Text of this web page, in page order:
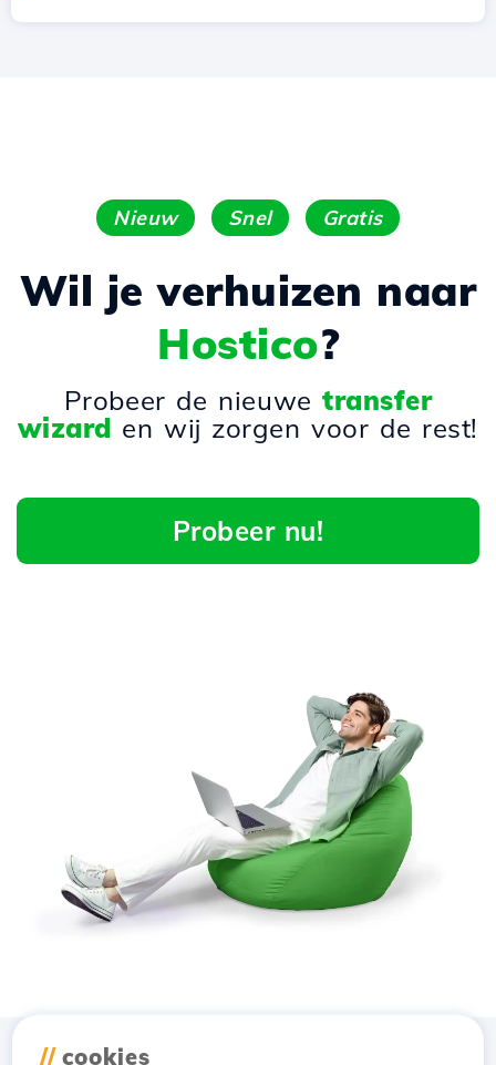
Nieuw Snel Gratis
Wil je verhuizen naar
Hostico?
Probeer de nieuwetransfer
wizard en wij zorgen voor de rest!
Probeer nu!
// cookies